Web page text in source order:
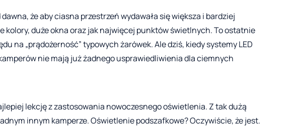
że aby ciasna przestrzeń wydawała się większa i bardziej
kolory, duże okna oraz jak najwięcej punktów świetlnych. To ostatnie
na „prądożerność” typowych żarówek. Ale dziś, kiedy systemy LED
nie mają już żadnego usprawiedliwienia dla ciemnych
lekcję z zastosowania nowoczesnego oświetlenia. Z tak dużą
innym kamperze. Oświetlenie podszafkowe? Oczywiście, że jest.